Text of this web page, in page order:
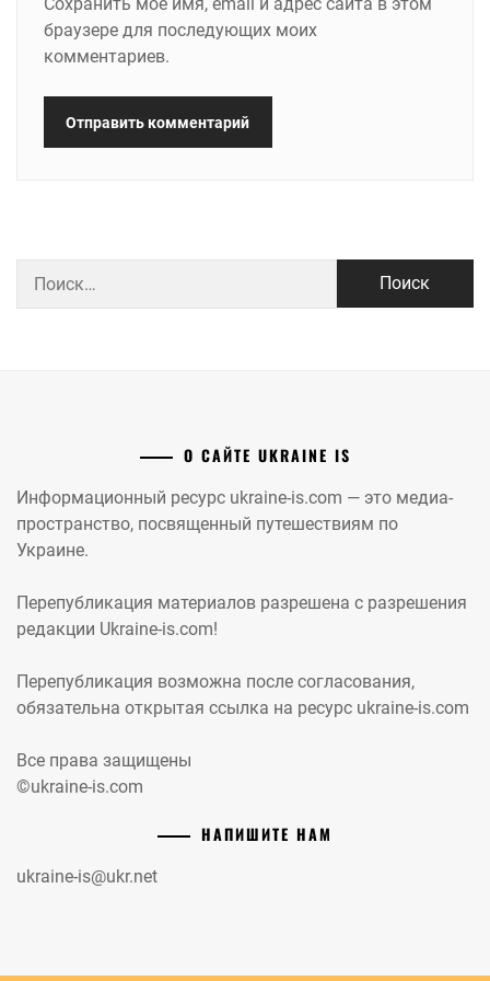
браузере для последующих моих
комментариев.
О САЙТЕ UKRAINE IS
Информационный ресурс ukraine-is.com — это медиа-
пространство, посвященный путешествиям по
Украине.
Перепубликация материалов разрешена с разрешения
редакции Ukraine-is.com!
Перепубликация возможна после согласования,
обязательна открытая ссылка на ресурс ukraine-is.com
Все права защищены
©ukraine-is.com
НАПИШИТЕ НАМ
ukraine-is@ukr.net